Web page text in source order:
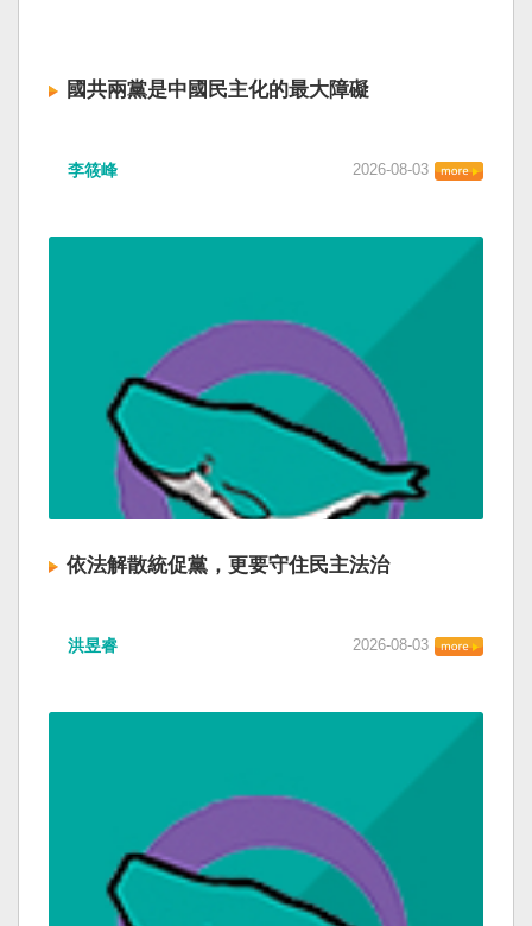
國共兩黨是中國民主化的最大障礙
李筱峰 2026-08-03
依法解散統促黨，更要守住民主法治
洪昱睿 2026-08-03